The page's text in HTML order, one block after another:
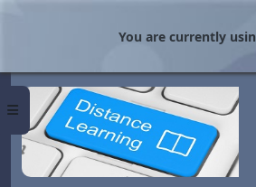
Side panel
You are currently